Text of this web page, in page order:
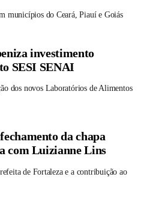
municípios do Ceará, Piauí e Goiás
investimento
SESI SENAI
dos novos Laboratórios de Alimentos
da chapa
com Luizianne Lins
de Fortaleza e a contribuição ao